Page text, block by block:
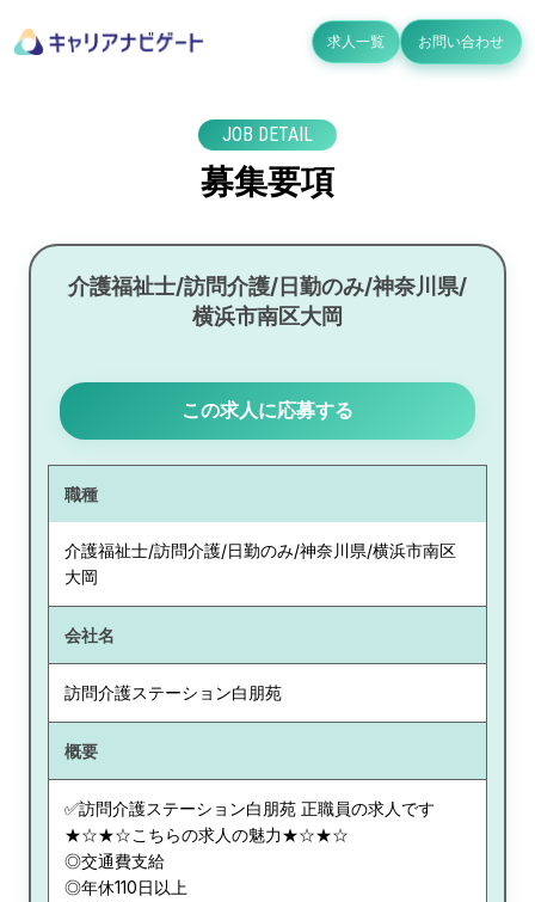
求人一覧 お問い合わせ
JOB DETAIL
募集要項
介護福祉士/訪問介護/日勤のみ/神奈川県/
横浜市南区大岡
この求人に応募する
職種
介護福祉士/訪問介護/日勤のみ/神奈川県/横浜市南区
大岡
会社名
訪問介護ステーション白朋苑
概要
✅訪問介護ステーション白朋苑 正職員の求人です
★☆★☆こちらの求人の魅力★☆★☆
◎交通費支給
◎年休110日以上